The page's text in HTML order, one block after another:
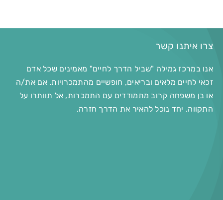
צרו איתנו קשר
אנו במרכז גמילה "שביל הדרך לחיים" מאמינים שכל אדם
זכאי לחיים מלאים ובריאים, חופשיים מהתמכרויות. אם את/ה
או בן משפחה קרוב מתמודדים עם התמכרות, אל תוותרו על
התקווה. יחד נוכל להאיר את הדרך חזרה.